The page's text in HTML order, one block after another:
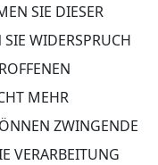
SIE DIESER
WIDERSPRUCH
MEHR
ZWINGENDE
VERARBEITUNG